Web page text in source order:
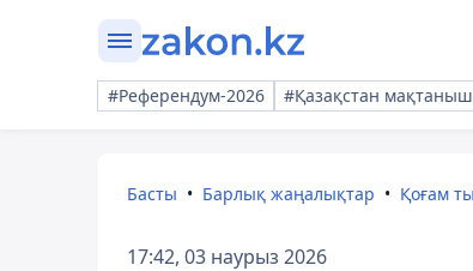
#Референдум-2026 #Қазақстан
Басты Барлық жаңалықтар Қоғам
17:42, 03 наурыз 2026